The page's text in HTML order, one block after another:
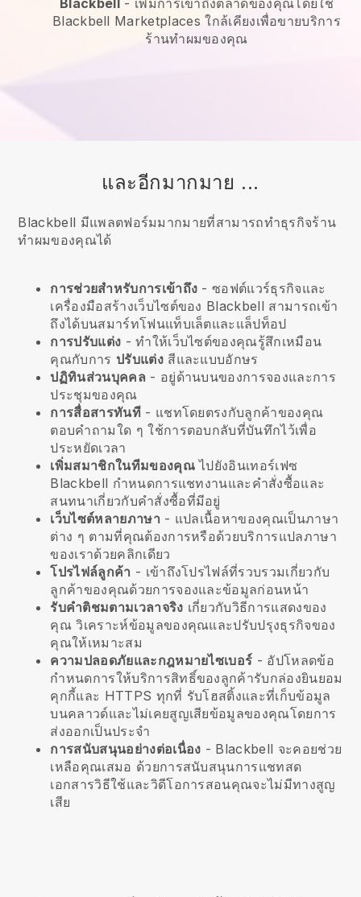
Blackbell - เพิ่มการเข้าถึงตลาดของคุณโดยใช้
Blackbell Marketplaces ใกล้เคียงเพื่อขายบริการ
ร้านทำผมของคุณ
และอีกมากมาย ...
Blackbell มีแพลตฟอร์มมากมายที่สามารถทำธุรกิจร้าน
ทำผมของคุณได้
การช่วยสำหรับการเข้าถึง - ซอฟต์แวร์ธุรกิจและ
เครื่องมือสร้างเว็บไซต์ของ Blackbell สามารถเข้า
ถึงได้บนสมาร์ทโฟนแท็บเล็ตและแล็ปท็อป
การปรับแต่ง - ทำให้เว็บไซต์ของคุณรู้สึกเหมือน
คุณกับการ ปรับแต่งสีและแบบอักษร
ปฏิทินส่วนบุคคล - อยู่ด้านบนของการจองและการ
ประชุมของคุณ
การสื่อสารทันที- แชทโดยตรงกับลูกค้าของคุณ
ตอบคำถามใด ๆ ใช้การตอบกลับที่บันทึกไว้เพื่อ
ประหยัดเวลา
เพิ่มสมาชิกในทีมของคุณไปยังอินเทอร์เฟซ
Blackbell กำหนดการแชทงานและคำสั่งซื้อและ
สนทนาเกี่ยวกับคำสั่งซื้อที่มีอยู่
เว็บไซต์หลายภาษา - แปลเนื้อหาของคุณเป็นภาษา
ต่าง ๆ ตามที่คุณต้องการหรือด้วยบริการแปลภาษา
ของเราด้วยคลิกเดียว
โปรไฟล์ลูกค้า - เข้าถึงโปรไฟล์ที่รวบรวมเกี่ยวกับ
ลูกค้าของคุณด้วยการจองและข้อมูลก่อนหน้า
รับคำติชมตามเวลาจริง เกี่ยวกับวิธีการแสดงของ
คุณ วิเคราะห์ข้อมูลของคุณและปรับปรุงธุรกิจของ
คุณให้เหมาะสม
ความปลอดภัยและกฎหมายไซเบอร์ - อัปโหลดข้อ
กำหนดการให้บริการสิทธิ์ของลูกค้ารับกล่องยินยอม
คุกกี้และ HTTPS ทุกที่ รับโฮสติ้งและที่เก็บข้อมูล
บนคลาวด์และไม่เคยสูญเสียข้อมูลของคุณโดยการ
ส่งออกเป็นประจำ
การสนับสนุนอย่างต่อเนื่อง - Blackbell จะคอยช่วย
เหลือคุณเสมอ ด้วยการสนับสนุนการแชทสด
เอกสารวิธีใช้และวิดีโอการสอนคุณจะไม่มีทางสูญ
เสีย